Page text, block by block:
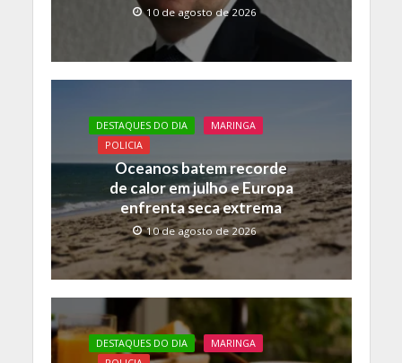
10 de agosto de 2026
DESTAQUES DO DIA
MARINGA
POLICIA
Oceanos batem recorde
de calor em julho e Europa
enfrenta seca extrema
10 de agosto de 2026
DESTAQUES DO DIA
MARINGA